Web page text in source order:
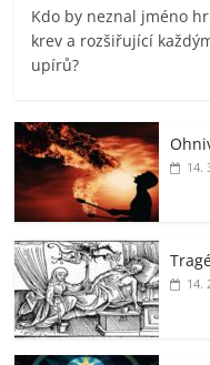
Kdo by neznal jméno
krev a rozšiřující
upírů?
14.
14.